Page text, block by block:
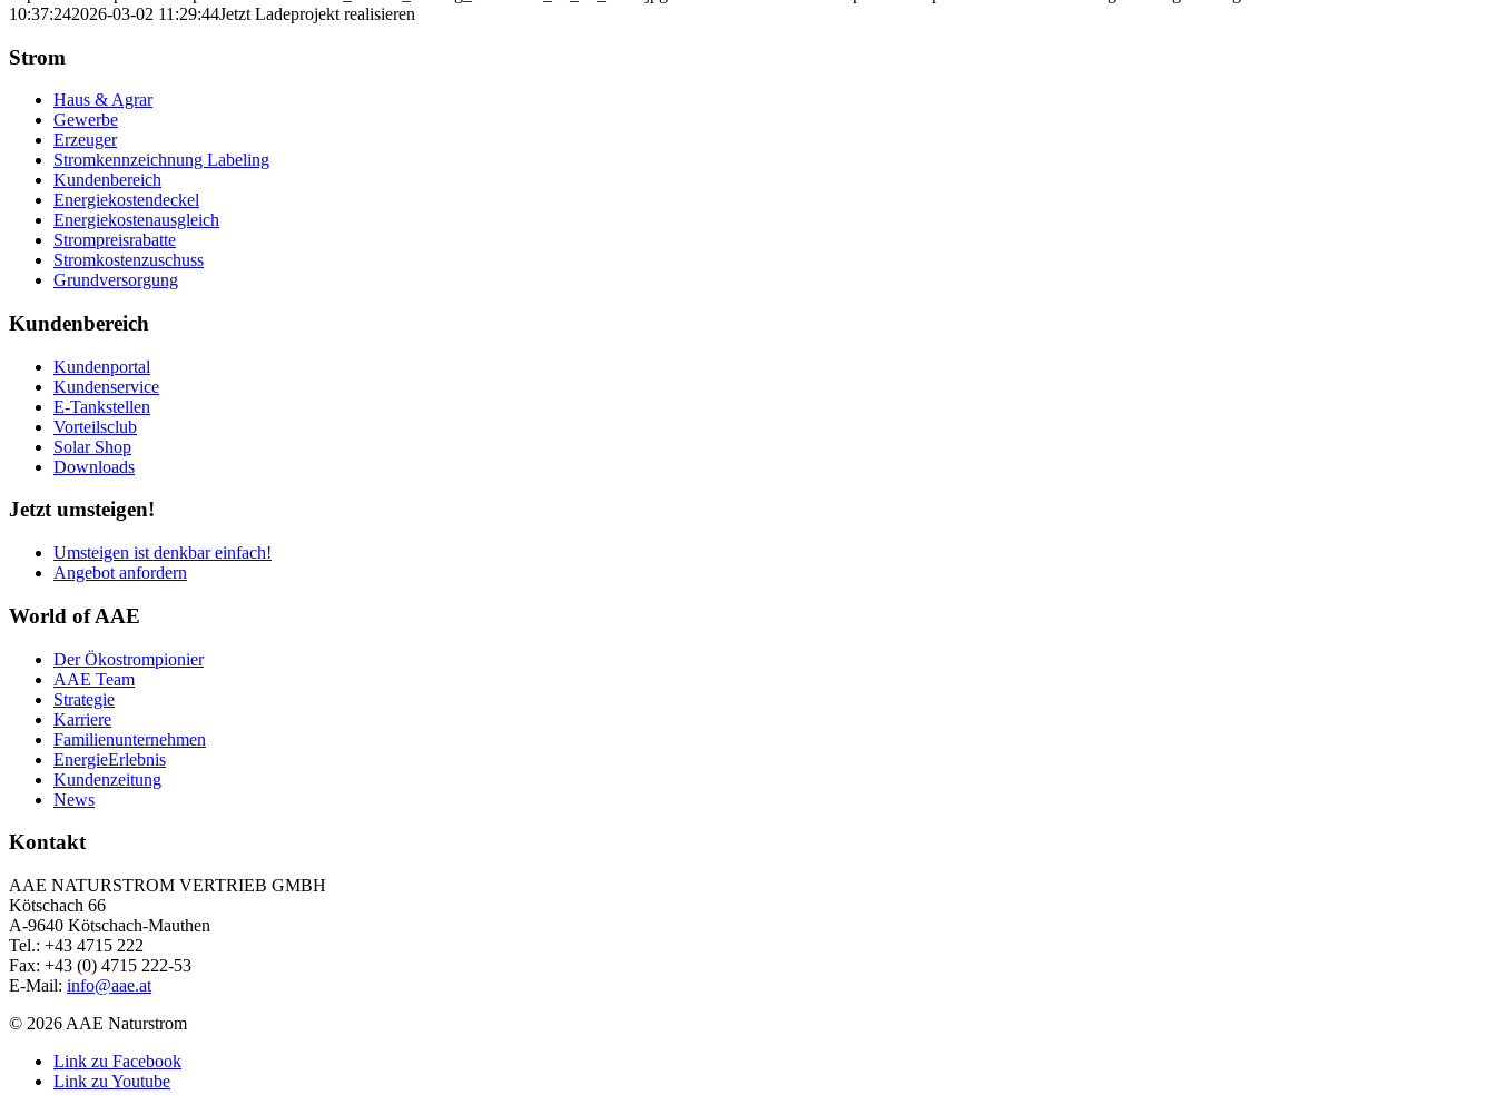
10:37:242026-03-02 11:29:44Jetzt Ladeprojekt realisieren
Strom
Haus & Agrar
Gewerbe
Erzeuger
Stromkennzeichnung Labeling
Kundenbereich
Energiekostendeckel
Energiekostenausgleich
Strompreisrabatte
Stromkostenzuschuss
Grundversorgung
Kundenbereich
Kundenportal
Kundenservice
E-Tankstellen
Vorteilsclub
Solar Shop
Downloads
Jetzt umsteigen!
Umsteigen ist denkbar einfach!
Angebot anfordern
World of AAE
Der Ökostrompionier
AAE Team
Strategie
Karriere
Familienunternehmen
EnergieErlebnis
Kundenzeitung
News
Kontakt
AAE NATURSTROM VERTRIEB GMBH
Kötschach 66
A-9640 Kötschach-Mauthen
Tel.: +43 4715 222
Fax: +43 (0) 4715 222-53
E-Mail: info@aae.at
© 2026 AAE Naturstrom
Link zu Facebook
Link zu Youtube